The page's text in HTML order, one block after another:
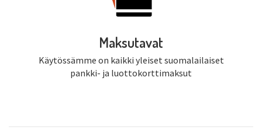
Maksutavat
Käytössämme on kaikki yleiset suomalailaiset
pankki- ja luottokorttimaksut